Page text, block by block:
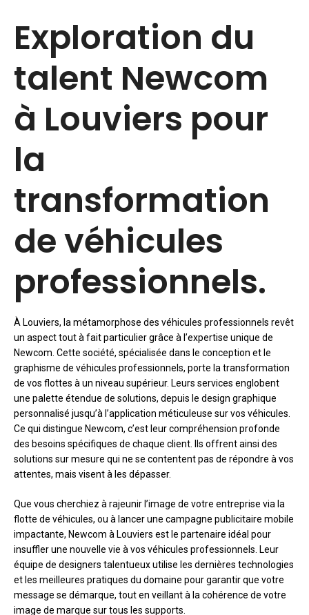
Exploration du
talent Newcom
à Louviers pour
la
transformation
de véhicules
professionnels.
À Louviers, la métamorphose des véhicules professionnels revêt
un aspect tout à fait particulier grâce à l’expertise unique de
Newcom. Cette société, spécialisée dans le conception et le
graphisme de véhicules professionnels, porte la transformation
de vos flottes à un niveau supérieur. Leurs services englobent
une palette étendue de solutions, depuis le design graphique
personnalisé jusqu’à l’application méticuleuse sur vos véhicules.
Ce qui distingue Newcom, c’est leur compréhension profonde
des besoins spécifiques de chaque client. Ils offrent ainsi des
solutions sur mesure qui ne se contentent pas de répondre à vos
attentes, mais visent à les dépasser.
Que vous cherchiez à rajeunir l’image de votre entreprise via la
flotte de véhicules, ou à lancer une campagne publicitaire mobile
impactante, Newcom à Louviers est le partenaire idéal pour
insuffler une nouvelle vie à vos véhicules professionnels. Leur
équipe de designers talentueux utilise les dernières technologies
et les meilleures pratiques du domaine pour garantir que votre
message se démarque, tout en veillant à la cohérence de votre
image de marque sur tous les supports.